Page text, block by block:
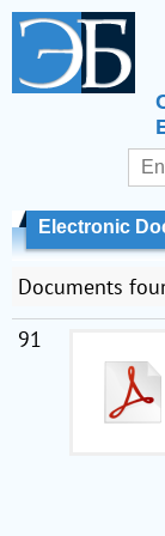
Electronic
Documents
91